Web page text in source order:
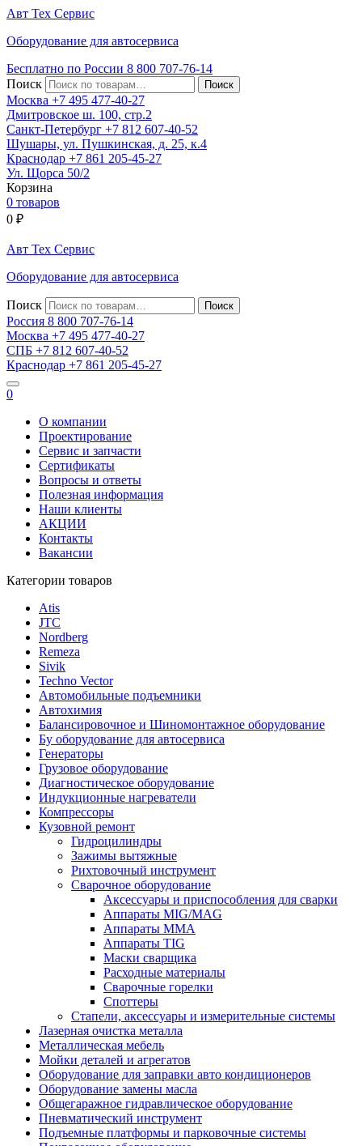
Авт Тех Сервис
Оборудование для автосервиса
Бесплатно по России 8 800 707-76-14
Поиск
Москва +7 495 477-40-27
Дмитровское ш. 100, стр.2
Санкт-Петербург +7 812 607-40-52
Шушары, ул. Пушкинская, д. 25, к.4
Краснодар +7 861 205-45-27
Ул. Щорса 50/2
Корзина
0 товаров
0 ₽
Авт Тех Сервис
Оборудование для автосервиса
Поиск
Россия 8 800 707-76-14
Москва +7 495 477-40-27
СПБ +7 812 607-40-52
Краснодар +7 861 205-45-27
0
О компании
Проектирование
Сервис и запчасти
Сертификаты
Вопросы и ответы
Полезная информация
Наши клиенты
АКЦИИ
Контакты
Вакансии
Категории товаров
Atis
JTC
Nordberg
Remeza
Sivik
Techno Vector
Автомобильные подъемники
Автохимия
Балансировочное и Шиномонтажное оборудование
Бу оборудование для автосервиса
Генераторы
Грузовое оборудование
Диагностическое оборудование
Индукционные нагреватели
Компрессоры
Кузовной ремонт
Гидроцилиндры
Зажимы вытяжные
Рихтовочный инструмент
Сварочное оборудование
Аксессуары и приспособления для сварки
Аппараты MIG/MAG
Аппараты MMA
Аппараты TIG
Маски сварщика
Расходные материалы
Сварочные горелки
Споттеры
Стапели, аксессуары и измерительные системы
Лазерная очистка металла
Металлическая мебель
Мойки деталей и агрегатов
Оборудование для заправки авто кондиционеров
Оборудование замены масла
Общегаражное гидравлическое оборудование
Пневматический инструмент
Подъемные платформы и парковочные системы